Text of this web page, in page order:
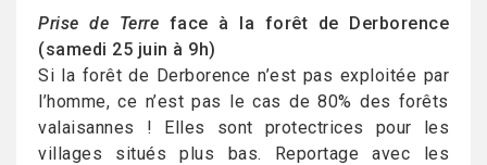
Prise de Terre face à la forêt de Derborence
(samedi 25 juin à 9h)
Si la forêt de Derborence n’est pas exploitée par
l’homme, ce n’est pas le cas de 80% des forêts
valaisannes ! Elles sont protectrices pour les
villages situés plus bas. Reportage avec les